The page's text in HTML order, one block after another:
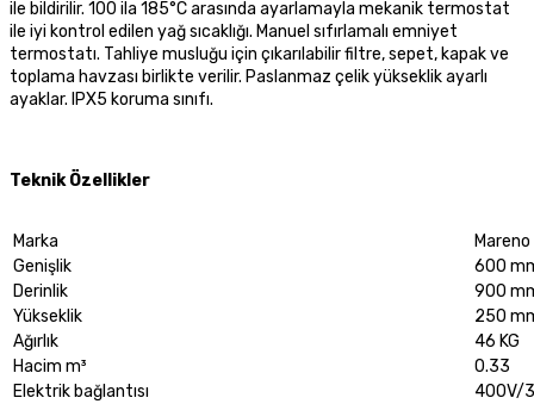
ile bildirilir. 100 ila 185°C arasında ayarlamayla mekanik termostat
ile iyi kontrol edilen yağ sıcaklığı. Manuel sıfırlamalı emniyet
termostatı. Tahliye musluğu için çıkarılabilir filtre, sepet, kapak ve
toplama havzası birlikte verilir. Paslanmaz çelik yükseklik ayarlı
ayaklar. IPX5 koruma sınıfı.
Teknik Özellikler
Marka
Mareno
Genişlik
600
Derinlik
900
Yükseklik
250
Ağırlık
46 KG
Hacim m³
0.33
Elektrik bağlantısı
400V/